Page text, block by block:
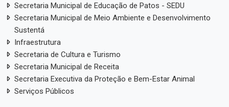
Secretaria Municipal de Educação de Patos - SEDU
Secretaria Municipal de Meio Ambiente e Desenvolvimento
Sustentá
Infraestrutura
Secretaria de Cultura e Turismo
Secretaria Municipal de Receita
Secretaria Executiva da Proteção e Bem-Estar Animal
Serviços Públicos